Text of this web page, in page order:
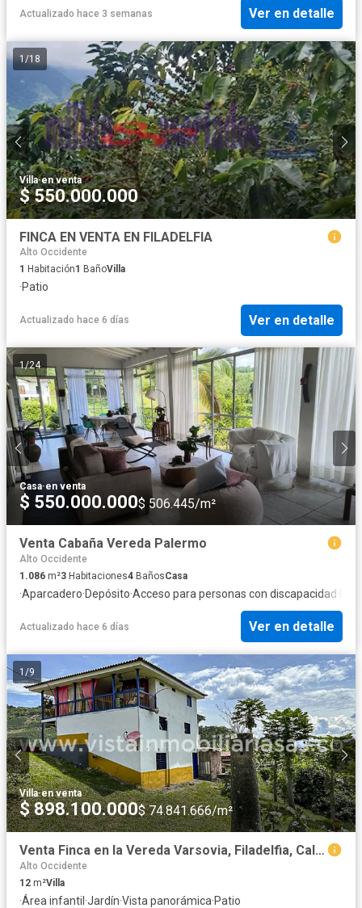
Actualizado hace 3 semanas Ver en detalle
1 /18
Villa·en venta
$ 550.000.000
FINCA EN VENTA EN FILADELFIA
Alto Occidente
1 Habitación1 BañoVilla
·Patio
Actualizado hace 6 días Ver en detalle
1/24
Casa·en venta
$ 550.000.000$ 506.445/m²
Venta Cabaña Vereda Palermo
Alto Occidente
1.086 m²3 Habitaciones4 BañosCasa
·Aparcadero·Depósito·Acceso para personas con discapacidad·
Actualizado hace 6 días Ver en detalle
1 /9
Villa·en venta
$ 898.100.000$ 74.841.666/m²
Venta Finca en la Vereda Varsovia, Filadelfia, Caldas
Alto Occidente
12 m²Villa
·Área infantil·Jardín·Vista panorámica·Patio